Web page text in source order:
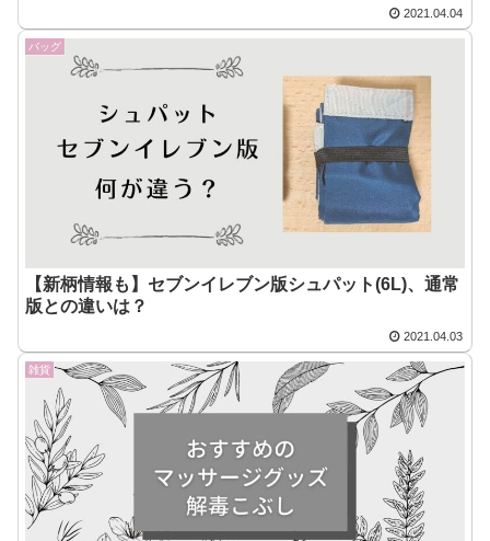
2021.04.04
バッグ
【新柄情報も】セブンイレブン版シュパット(6L)、通常
版との違いは？
2021.04.03
雑貨